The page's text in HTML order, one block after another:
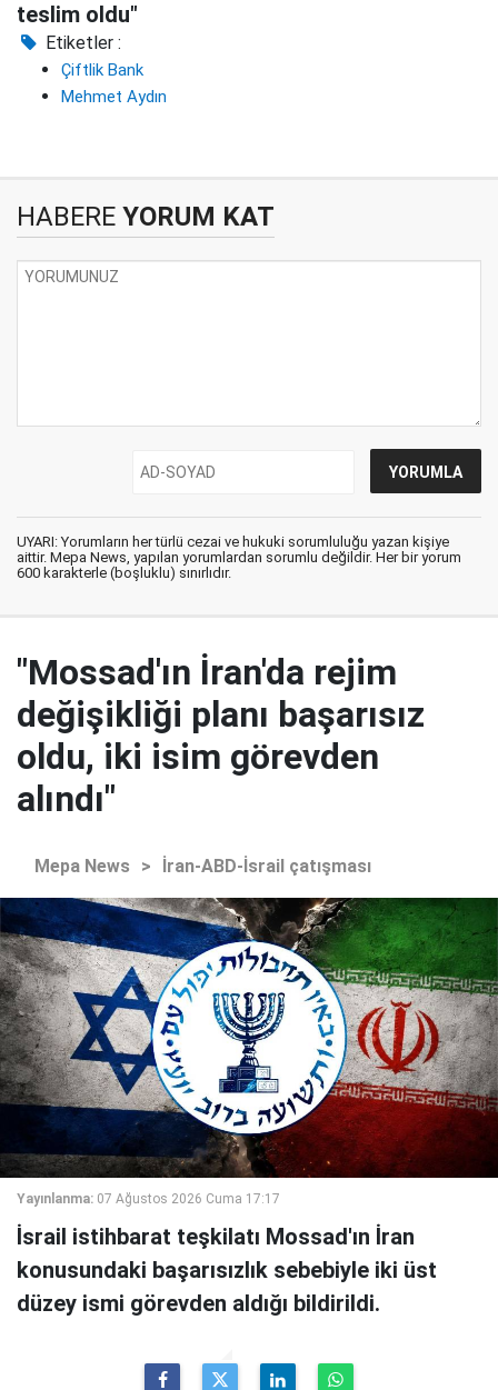
teslim oldu"
Etiketler :
Çiftlik Bank
Mehmet Aydın
HABERE YORUM KAT
UYARI: Yorumların her türlü cezai ve hukuki sorumluluğu yazan kişiye
aittir. Mepa News, yapılan yorumlardan sorumlu değildir. Her bir yorum
600 karakterle (boşluklu) sınırlıdır.
"Mossad'ın İran'da rejim
değişikliği planı başarısız
oldu, iki isim görevden
alındı"
Mepa News > İran-ABD-İsrail çatışması
Yayınlanma: 07 Ağustos 2026 Cuma 17:17
İsrail istihbarat teşkilatı Mossad'ın İran
konusundaki başarısızlık sebebiyle iki üst
düzey ismi görevden aldığı bildirildi.